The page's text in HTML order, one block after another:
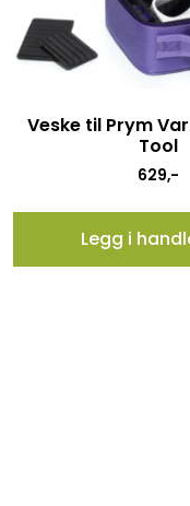
Veske til Prym
Tool
629,-
Legg i